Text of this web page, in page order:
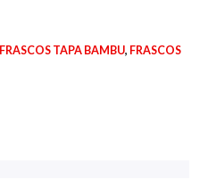
FRASCOS TAPA BAMBU, FRASCOS